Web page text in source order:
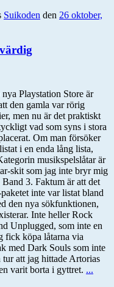
Suikoden den 26 oktober,
Playstation Store är
den gamla var rörig
men nu är det praktiskt
vad som syns i stora
Om man försöker
i en enda lång lista,
musikspelslåtar är
skit som jag inte bryr mig
3. Faktum är att det
inte var listat bland
den nya sökfunktionen,
Inte heller Rock
Unplugged, som inte en
fick köpa låtarna via
med Dark Souls som inte
att jag hittade Artorias
varit borta i gyttret. ...